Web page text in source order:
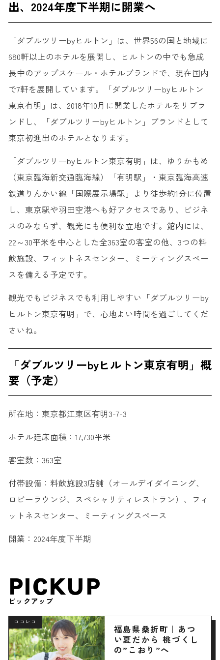
出、2024年度下半期に開業へ
「ダブルツリーbyヒルトン」は、世界56の国と地域に
680軒以上のホテルを展開し、ヒルトンの中でも急成
長中のアップスケール・ホテルブランドで、現在国内
で7軒を展開しています。「ダブルツリーbyヒルトン
東京有明」は、2018年10月に開業したホテルをリブラ
ンドし、「ダブルツリーbyヒルトン」ブランドとして
東京初進出のホテルとなります。
「ダブルツリーbyヒルトン東京有明」は、ゆりかもめ
（東京臨海新交通臨海線）「有明駅」・東京臨海高速
鉄道りんかい線「国際展示場駅」より徒歩約1分に位置
し、東京駅や羽田空港へも好アクセスであり、ビジネ
スのみならず、観光にも便利な立地です。館内には、
22～30平米を中心とした全363室の客室の他、3つの料
飲施設、フィットネスセンター、ミーティングスペー
スを備える予定です。
観光でもビジネスでも利用しやすい「ダブルツリーby
ヒルトン東京有明」で、心地よい時間を過ごしてくだ
さいね。
「ダブルツリーbyヒルトン東京有明」概
要（予定）
所在地：東京都江東区有明3-7-3
ホテル廷床面積：17,730平米
客室数：363室
付帯設備：料飲施設3店舗（オールデイダイニング、
ロビーラウンジ、スペシャリティレストラン）、フィ
ットネスセンター、ミーティングスペース
開業：2024年度下半期
PICKUP
ピックアップ
ロコレコ
福島県桑折町｜あつ
い夏だから 桃づくし
の”こおり”へ